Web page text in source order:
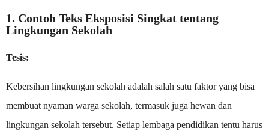
1. Contoh Teks Eksposisi Singkat tentang
Lingkungan Sekolah
Tesis:
Kebersihan lingkungan sekolah adalah salah satu faktor yang bisa
membuat nyaman warga sekolah, termasuk juga hewan dan
lingkungan sekolah tersebut. Setiap lembaga pendidikan tentu harus